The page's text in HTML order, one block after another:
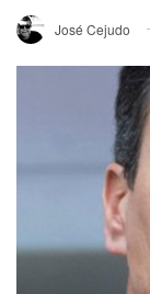
José Cejudo